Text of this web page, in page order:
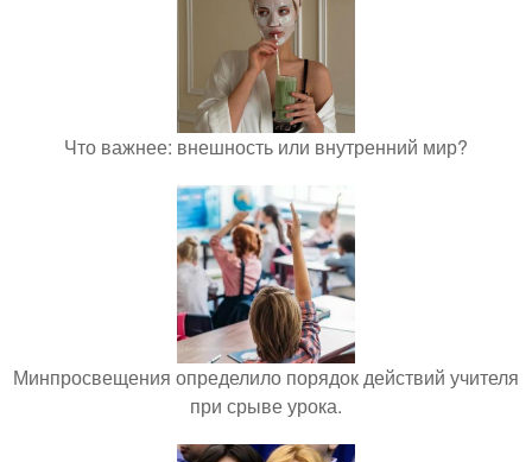
Что важнее: внешность или внутренний мир?
Минпросвещения определило порядок действий учителя
при срыве урока.